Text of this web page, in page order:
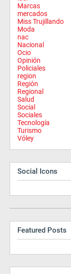
Marcas
mercados
Miss Trujillando
Moda
nac
Nacional
Ocio
Opinión
Policiales
region
Región
Regional
Salud
Social
Sociales
Tecnología
Turismo
Vóley
Social Icons
Featured Posts